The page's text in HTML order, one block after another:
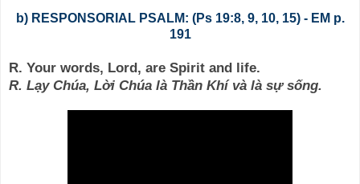
b) RESPONSORIAL PSALM: (Ps 19:8, 9, 10, 15) - EM p.
191
R. Your words, Lord, are Spirit and life.
R. Lạy Chúa, Lời Chúa là Thần Khí và là sự sống.